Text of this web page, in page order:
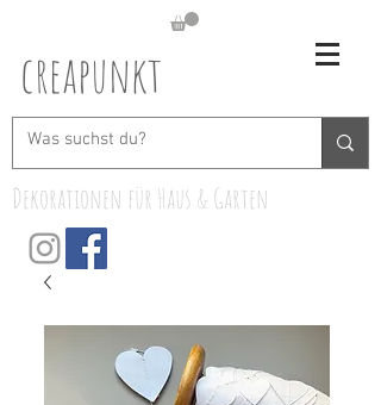
creapunkt
Dekorationen für Haus & Garten